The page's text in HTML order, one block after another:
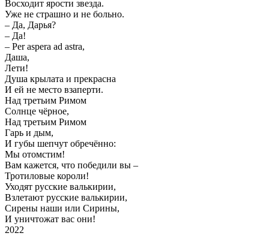
Восходит ярости звезда.
Уже не страшно и не больно.
– Да, Дарья?
– Да!
– Per aspera ad astra,
Даша,
Лети!
Душа крылата и прекрасна
И ей не место взаперти.
Над третьим Римом
Солнце чёрное,
Над третьим Римом
Гарь и дым,
И губы шепчут обречённо:
Мы отомстим!
Вам кажется, что победили вы –
Тротиловые короли!
Уходят русские валькирии,
Взлетают русские валькирии,
Сирены наши или Сирины,
И уничтожат вас они!
2022